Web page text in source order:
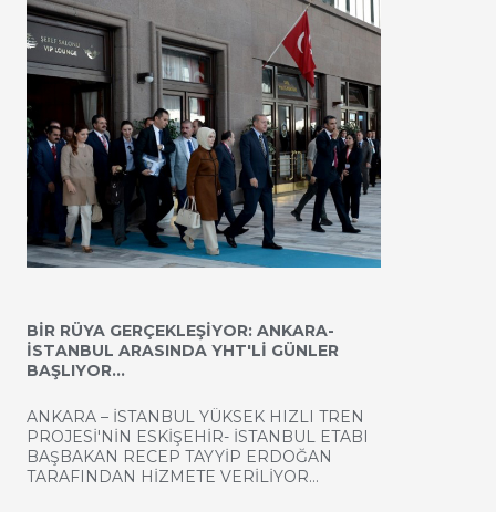
BİR RÜYA GERÇEKLEŞİYOR: ANKARA-
İSTANBUL ARASINDA YHT'Lİ GÜNLER
BAŞLIYOR…
ANKARA – İSTANBUL YÜKSEK HIZLI TREN
PROJESİ'NİN ESKİŞEHİR- İSTANBUL ETABI
BAŞBAKAN RECEP TAYYİP ERDOĞAN
TARAFINDAN HİZMETE VERİLİYOR…